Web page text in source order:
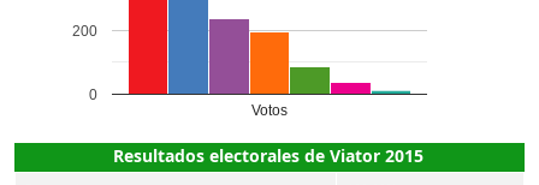
Votos
0
200
Resultados electorales de Viator 2015